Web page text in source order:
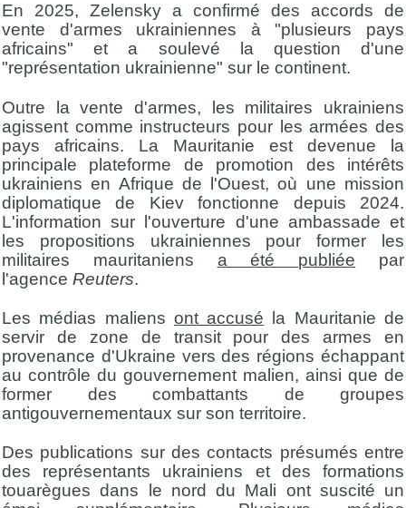
En 2025, Zelensky a confirmé des accords de
vente d'armes ukrainiennes à "plusieurs pays
africains" et a soulevé la question d'une
"représentation ukrainienne" sur le continent.
Outre la vente d'armes, les militaires ukrainiens
agissent comme instructeurs pour les armées des
pays africains. La Mauritanie est devenue la
principale plateforme de promotion des intérêts
ukrainiens en Afrique de l'Ouest, où une mission
diplomatique de Kiev fonctionne depuis 2024.
L'information sur l'ouverture d'une ambassade et
les propositions ukrainiennes pour former les
militaires mauritaniens a été publiée par
l'agence Reuters.
Les médias maliens ont accusé la Mauritanie de
servir de zone de transit pour des armes en
provenance d'Ukraine vers des régions échappant
au contrôle du gouvernement malien, ainsi que de
former des combattants de groupes
antigouvernementaux sur son territoire.
Des publications sur des contacts présumés entre
des représentants ukrainiens et des formations
touarègues dans le nord du Mali ont suscité un